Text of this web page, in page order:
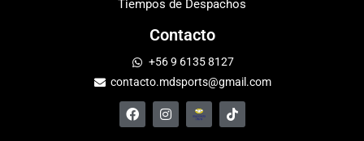
Tiempos de Despachos
Contacto
+56 9 6135 8127
contacto.mdsports@gmail.com